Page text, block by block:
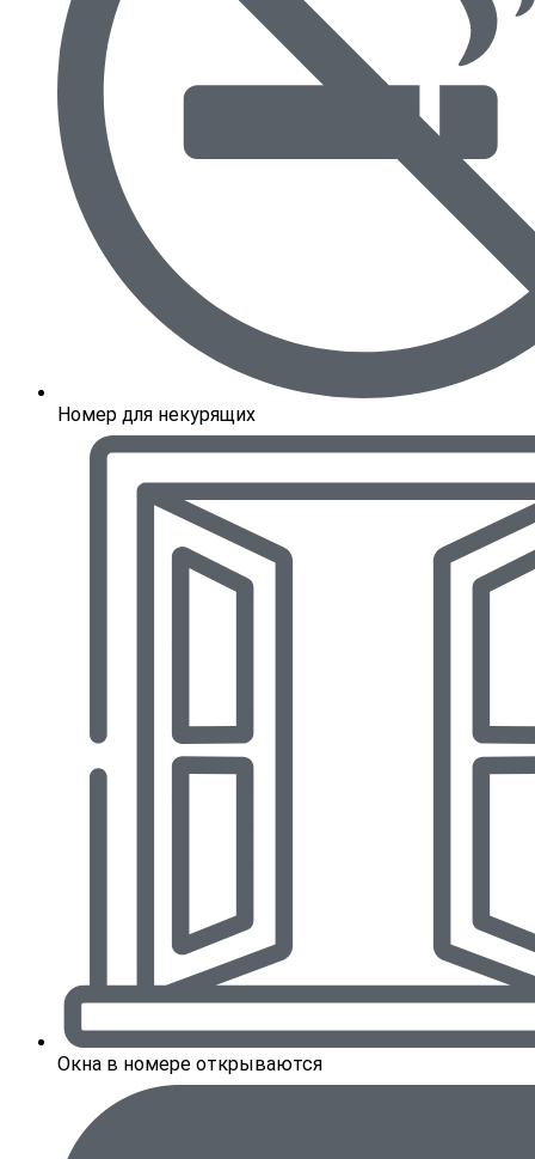
Номер для некурящих
Окна в номере открываются